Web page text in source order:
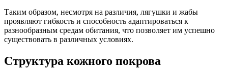
Таким образом, несмотря на различия, лягушки и жабы
проявляют гибкость и способность адаптироваться к
разнообразным средам обитания, что позволяет им успешно
существовать в различных условиях.
Структура кожного покрова